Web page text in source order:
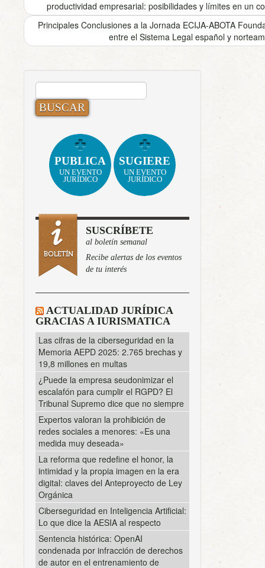
productividad empresarial: posibilidades y límites en un
Principales Conclusiones a la Jornada ECIJA-ABOTA
entre el Sistema Legal español y
BUSCAR:
PUBLICA
UN EVENTO
JURÍDICO
SUGIERE
UN EVENTO
JURÍDICO
SUSCRÍBETE
al boletín semanal
Recibe alertas de los eventos
de tu interés
ACTUALIDAD JURÍDICA
GRACIAS A IURISMATICA
Las cifras de la ciberseguridad en la
Memoria AEPD 2025: 2.765 brechas y
19,8 millones en multas
¿Puede la empresa seudonimizar el
escalafón para cumplir el RGPD? El
Tribunal Supremo dice que no siempre
Expertos valoran la prohibición de
redes sociales a menores: «Es una
medida muy deseada»
La reforma que redefine el honor, la
intimidad y la propia imagen en la era
digital: claves del Anteproyecto de Ley
Orgánica
Ciberseguridad en Inteligencia Artificial:
Lo que dice la AESIA al respecto
Sentencia histórica: OpenAI
condenada por infracción de derechos
de autor en el entrenamiento de